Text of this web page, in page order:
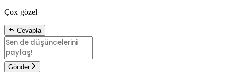
Çox gözel
Cevapla
Gönder